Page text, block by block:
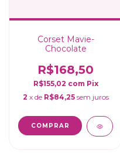
Corset Mavie-
Chocolate
R$168,50
R$155,02 com Pix
2 x de R$84,25 sem juros
COMPRAR